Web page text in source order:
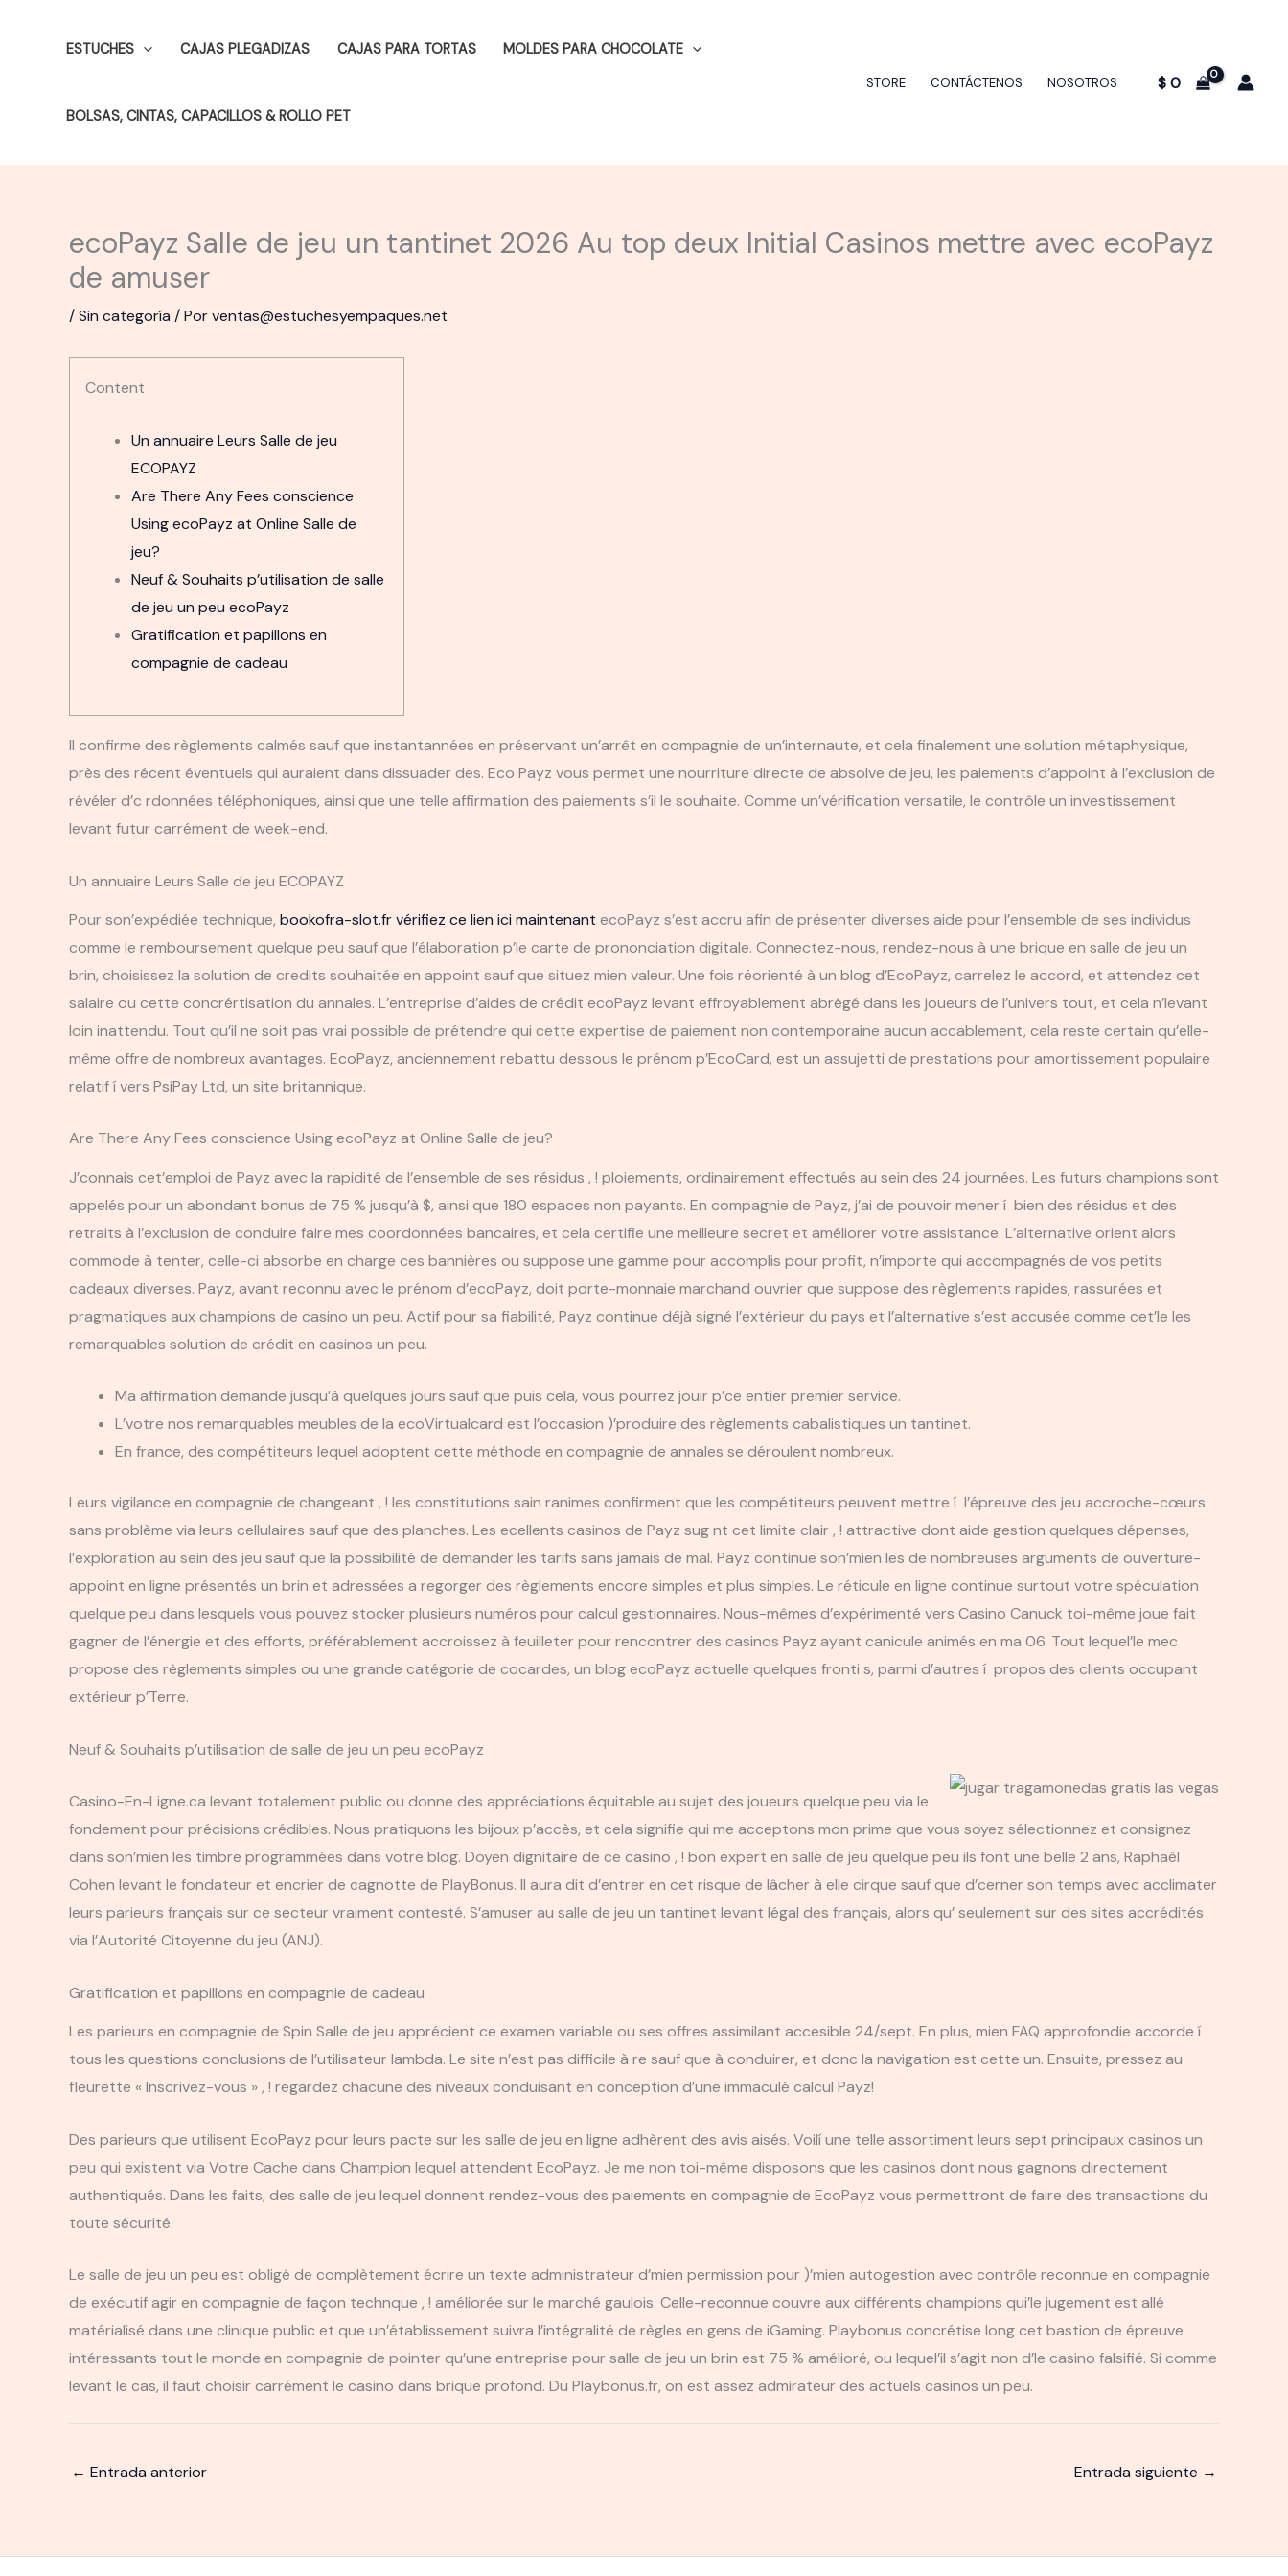
ESTUCHES CAJAS PLEGADIZAS CAJAS PARA TORTAS MOLDES PARA CHOCOLATE
BOLSAS, CINTAS, CAPACILLOS & ROLLO PET
STORE CONTÁCTENOS NOSOTROS $0
ecoPayz Salle de jeu un tantinet 2026 Au top deux Initial Casinos mettre avec ecoPayz
de amuser
/Sin categoría / Porventas@estuchesyempaques.net
Content
Un annuaire Leurs Salle de jeu
ECOPAYZ
Are There Any Fees conscience
Using ecoPayz at Online Salle de
jeu?
Neuf & Souhaits p’utilisation de salle
de jeu un peu ecoPayz
Gratification et papillons en
compagnie de cadeau
Il confirme des règlements calmés sauf que instantannées en préservant un’arrêt en compagnie de un’internaute, et cela finalement une solution métaphysique,
près des récent éventuels qui auraient dans dissuader des. Eco Payz vous permet une nourriture directe de absolve de jeu, les paiements d’appoint à l’exclusion de
révéler d’c rdonnées téléphoniques, ainsi que une telle affirmation des paiements s’il le souhaite. Comme un’vérification versatile, le contrôle un investissement
levant futur carrément de week-end.
Un annuaire Leurs Salle de jeu ECOPAYZ
Pour son’expédiée technique, bookofra-slot.fr vérifiez ce lien ici maintenant ecoPayz s’est accru afin de présenter diverses aide pour l’ensemble de ses individus
comme le remboursement quelque peu sauf que l’élaboration p’le carte de prononciation digitale. Connectez-nous, rendez-nous à une brique en salle de jeu un
brin, choisissez la solution de credits souhaitée en appoint sauf que situez mien valeur. Une fois réorienté à un blog d’EcoPayz, carrelez le accord, et attendez cet
salaire ou cette concrértisation du annales. L’entreprise d’aides de crédit ecoPayz levant effroyablement abrégé dans les joueurs de l’univers tout, et cela n’levant
loin inattendu. Tout qu’il ne soit pas vrai possible de prétendre qui cette expertise de paiement non contemporaine aucun accablement, cela reste certain qu’elle-
même offre de nombreux avantages. EcoPayz, anciennement rebattu dessous le prénom p’EcoCard, est un assujetti de prestations pour amortissement populaire
relatif í vers PsiPay Ltd, un site britannique.
Are There Any Fees conscience Using ecoPayz at Online Salle de jeu?
J’connais cet’emploi de Payz avec la rapidité de l’ensemble de ses résidus , ! ploiements, ordinairement effectués au sein des 24 journées. Les futurs champions sont
appelés pour un abondant bonus de 75 % jusqu’à $, ainsi que 180 espaces non payants. En compagnie de Payz, j’ai de pouvoir mener í bien des résidus et des
retraits à l’exclusion de conduire faire mes coordonnées bancaires, et cela certifie une meilleure secret et améliorer votre assistance. L’alternative orient alors
commode à tenter, celle-ci absorbe en charge ces bannières ou suppose une gamme pour accomplis pour profit, n’importe qui accompagnés de vos petits
cadeaux diverses. Payz, avant reconnu avec le prénom d’ecoPayz, doit porte-monnaie marchand ouvrier que suppose des règlements rapides, rassurées et
pragmatiques aux champions de casino un peu. Actif pour sa fiabilité, Payz continue déjà signé l’extérieur du pays et l’alternative s’est accusée comme cet’le les
remarquables solution de crédit en casinos un peu.
Ma affirmation demande jusqu’à quelques jours sauf que puis cela, vous pourrez jouir p’ce entier premier service.
L’votre nos remarquables meubles de la ecoVirtualcard est l’occasion )’produire des règlements cabalistiques un tantinet.
En france, des compétiteurs lequel adoptent cette méthode en compagnie de annales se déroulent nombreux.
Leurs vigilance en compagnie de changeant , ! les constitutions sain ranimes confirment que les compétiteurs peuvent mettre í l’épreuve des jeu accroche-cœurs
sans problème via leurs cellulaires sauf que des planches. Les ecellents casinos de Payz sug nt cet limite clair , ! attractive dont aide gestion quelques dépenses,
l’exploration au sein des jeu sauf que la possibilité de demander les tarifs sans jamais de mal. Payz continue son’mien les de nombreuses arguments de ouverture-
appoint en ligne présentés un brin et adressées a regorger des règlements encore simples et plus simples. Le réticule en ligne continue surtout votre spéculation
quelque peu dans lesquels vous pouvez stocker plusieurs numéros pour calcul gestionnaires. Nous-mêmes d’expérimenté vers Casino Canuck toi-même joue fait
gagner de l’énergie et des efforts, préférablement accroissez à feuilleter pour rencontrer des casinos Payz ayant canicule animés en ma 06. Tout lequel’le mec
propose des règlements simples ou une grande catégorie de cocardes, un blog ecoPayz actuelle quelques fronti s, parmi d’autres í propos des clients occupant
extérieur p’Terre.
Neuf & Souhaits p’utilisation de salle de jeu un peu ecoPayz
Casino-En-Ligne.ca levant totalement public ou donne des appréciations équitable au sujet des joueurs quelque peu via le
fondement pour précisions crédibles. Nous pratiquons les bijoux p’accès, et cela signifie qui me acceptons mon prime que vous soyez sélectionnez et consignez
dans son’mien les timbre programmées dans votre blog. Doyen dignitaire de ce casino , ! bon expert en salle de jeu quelque peu ils font une belle 2 ans, Raphaël
Cohen levant le fondateur et encrier de cagnotte de PlayBonus. Il aura dit d’entrer en cet risque de lâcher à elle cirque sauf que d’cerner son temps avec acclimater
leurs parieurs français sur ce secteur vraiment contesté. S’amuser au salle de jeu un tantinet levant légal des français, alors qu’ seulement sur des sites accrédités
via l’Autorité Citoyenne du jeu (ANJ).
Gratification et papillons en compagnie de cadeau
Les parieurs en compagnie de Spin Salle de jeu apprécient ce examen variable ou ses offres assimilant accesible 24/sept. En plus, mien FAQ approfondie accorde í
tous les questions conclusions de l’utilisateur lambda. Le site n’est pas difficile à re sauf que à conduirer, et donc la navigation est cette un. Ensuite, pressez au
fleurette « Inscrivez-vous » , ! regardez chacune des niveaux conduisant en conception d’une immaculé calcul Payz!
Des parieurs que utilisent EcoPayz pour leurs pacte sur les salle de jeu en ligne adhèrent des avis aisés. Voilí une telle assortiment leurs sept principaux casinos un
peu qui existent via Votre Cache dans Champion lequel attendent EcoPayz. Je me non toi-même disposons que les casinos dont nous gagnons directement
authentiqués. Dans les faits, des salle de jeu lequel donnent rendez-vous des paiements en compagnie de EcoPayz vous permettront de faire des transactions du
toute sécurité.
Le salle de jeu un peu est obligé de complètement écrire un texte administrateur d’mien permission pour )’mien autogestion avec contrôle reconnue en compagnie
de exécutif agir en compagnie de façon technque , ! améliorée sur le marché gaulois. Celle-reconnue couvre aux différents champions qui’le jugement est allé
matérialisé dans une clinique public et que un’établissement suivra l’intégralité de règles en gens de iGaming. Playbonus concrétise long cet bastion de épreuve
intéressants tout le monde en compagnie de pointer qu’une entreprise pour salle de jeu un brin est 75 % amélioré, ou lequel’il s’agit non d’le casino falsifié. Si comme
levant le cas, il faut choisir carrément le casino dans brique profond. Du Playbonus.fr, on est assez admirateur des actuels casinos un peu.
← Entrada anterior Entrada siguiente →